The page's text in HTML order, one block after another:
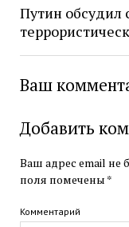
Путин обсудил
Ваш
Добавить
Ваш адрес email не
поля помечены *
Комментарий